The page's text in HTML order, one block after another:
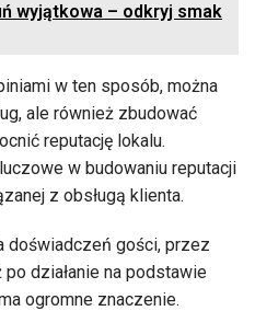
wyjątkowa – odkryj smak
w ten sposób, można
ale również zbudować
reputację lokalu.
w budowaniu reputacji
z obsługą klienta.
doświadczeń gości, przez
działanie na podstawie
ogromne znaczenie.